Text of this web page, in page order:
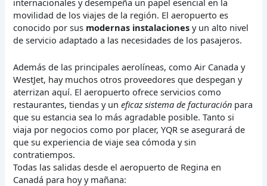
internacionales y desempeña un papel esencial en la
movilidad de los viajes de la región. El aeropuerto es
conocido por sus modernas instalaciones y un alto nivel
de servicio adaptado a las necesidades de los pasajeros.
Además de las principales aerolíneas, como Air Canada y
WestJet, hay muchos otros proveedores que despegan y
aterrizan aquí. El aeropuerto ofrece servicios como
restaurantes, tiendas y uneficaz sistema de facturación para
que su estancia sea lo más agradable posible. Tanto si
viaja por negocios como por placer, YQR se asegurará de
que su experiencia de viaje sea cómoda y sin
contratiempos.
Todas las salidas desde el aeropuerto de Regina en
Canadá para hoy y mañana: